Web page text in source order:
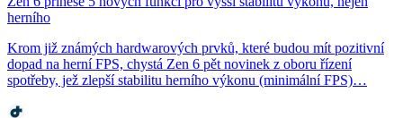
herního
Krom již známých hardwarových prvků, které budou mít pozitivní
dopad na herní FPS, chystá Zen 6 pět novinek z oboru řízení
spotřeby, jež zlepší stabilitu herního výkonu (minimální FPS)…